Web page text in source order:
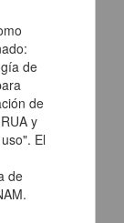
en
y de
Dirección
de
de
y
El
de